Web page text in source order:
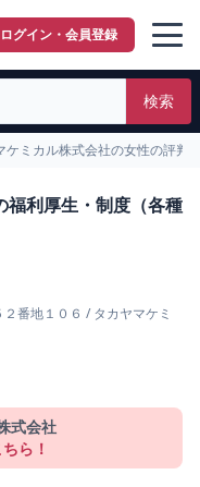
ログイン・会員登録
検索
ケミカル株式会社の女性の評判
福利厚生・制度（各種
番地１０６ /タカヤマケミ
式会社
ら！